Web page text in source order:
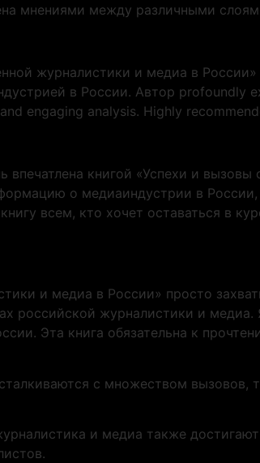
мнениями между различными
журналистики и медиа в России»
в России. Автор profoundly
engaging analysis. Highly
впечатлена книгой «Успехи и
о медиаиндустрии в
всем, кто хочет оставаться в
и медиа в России» просто
российской журналистики и медиа.
Эта книга обязательна к
с множеством вызовов,
и медиа также